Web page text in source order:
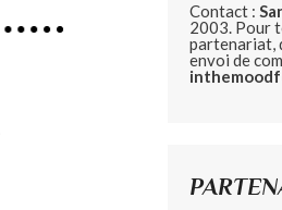
Contact :
2003. Pour
partenariat,
envoi de